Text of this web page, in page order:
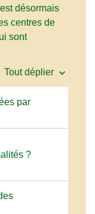
désormais
centres de
sont
Tout déplier keyboard_arrow_down
par
?